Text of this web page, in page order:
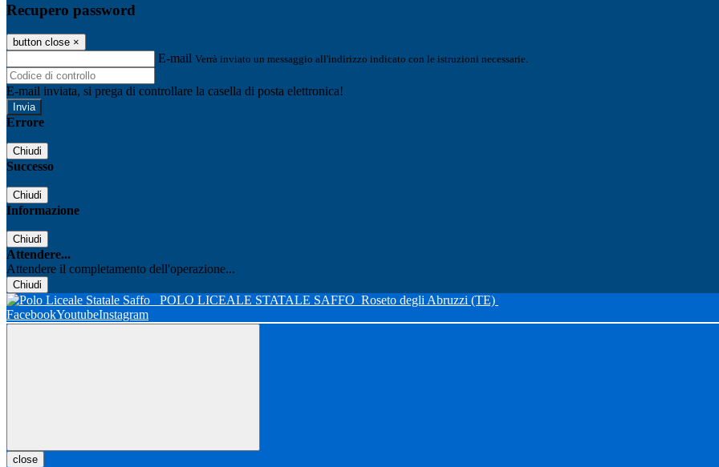
Recupero password
button close ×
E-mail Verrà inviato un messaggio all'indirizzo indicato con le istruzioni necessarie.
E-mail inviata, si prega di controllare la casella di posta elettronica!
Errore
Chiudi
Successo
Chiudi
Informazione
Chiudi
Attendere...
Attendere il completamento dell'operazione...
Chiudi
POLO LICEALE STATALE SAFFO Roseto degli Abruzzi (TE)
FacebookYoutubeInstagram
close